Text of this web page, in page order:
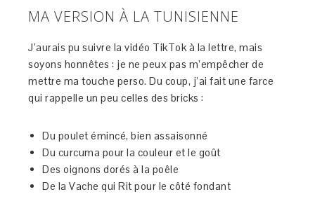
MA VERSION À LA TUNISIENNE
J’aurais pu suivre la vidéo TikTok à la lettre, mais
soyons honnêtes : je ne peux pas m’empêcher de
mettre ma touche perso. Du coup, j’ai fait une farce
qui rappelle un peu celles des bricks :
Du poulet émincé, bien assaisonné
Du curcuma pour la couleur et le goût
Des oignons dorés à la poêle
De la Vache qui Rit pour le côté fondant